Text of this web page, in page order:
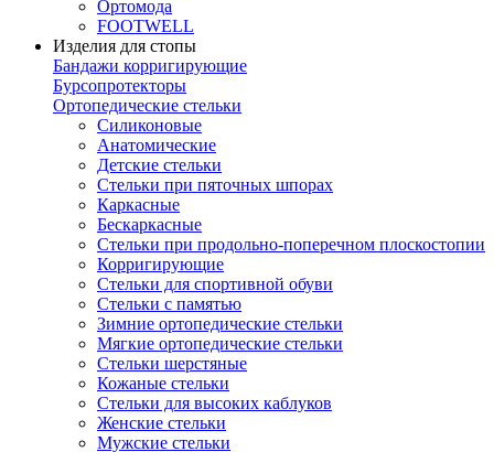
Ортомода
FOOTWELL
Изделия для стопы
Бандажи корригирующие
Бурсопротекторы
Ортопедические стельки
Силиконовые
Анатомические
Детские стельки
Стельки при пяточных шпорах
Каркасные
Бескаркасные
Стельки при продольно-поперечном плоскостопии
Корригирующие
Стельки для спортивной обуви
Стельки с памятью
Зимние ортопедические стельки
Мягкие ортопедические стельки
Стельки шерстяные
Кожаные стельки
Стельки для высоких каблуков
Женские стельки
Мужские стельки